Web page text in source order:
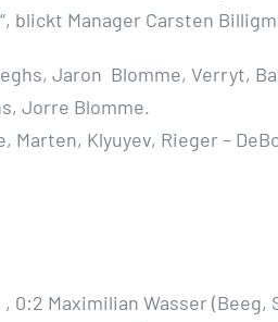
Manager Carsten
Jaron Blomme, Verryt,
Jorre Blomme.
Marten, Klyuyev, Rieger –
0:2 Maximilian Wasser